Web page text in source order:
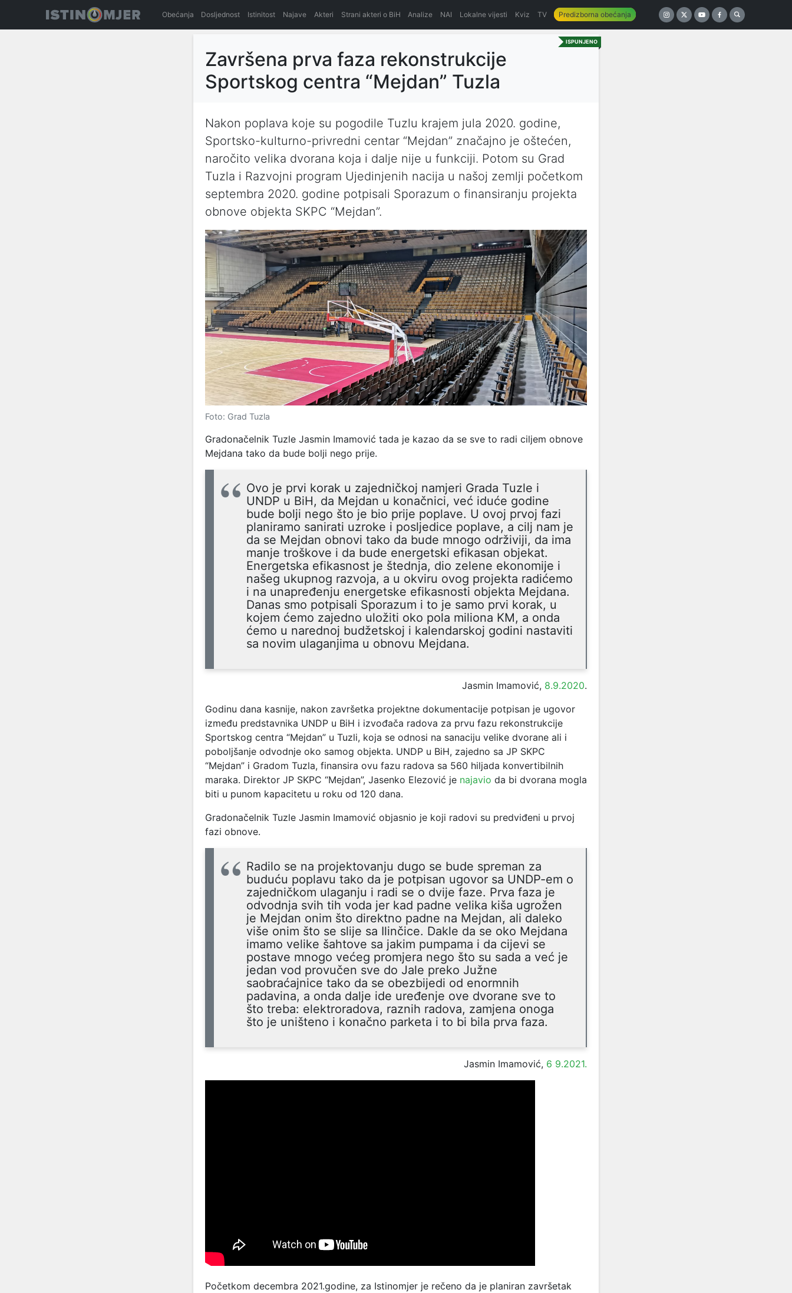
Obećanja Dosljednost Istinitost Najave Akteri Strani akteri o BiH Analize NAI Lokalne vijesti Kviz TV Predizborna obećanja
ISPUNJENO
Završena prva faza rekonstrukcije
Sportskog centra “Mejdan” Tuzla
Nakon poplava koje su pogodile Tuzlu krajem jula 2020. godine,
Sportsko-kulturno-privredni centar “Mejdan” značajno je oštećen,
naročito velika dvorana koja i dalje nije u funkciji. Potom su Grad
Tuzla i Razvojni program Ujedinjenih nacija u našoj zemlji početkom
septembra 2020. godine potpisali Sporazum o finansiranju projekta
obnove objekta SKPC “Mejdan”.
Foto: Grad Tuzla
Gradonačelnik Tuzle Jasmin Imamović tada je kazao da se sve to radi ciljem obnove
Mejdana tako da bude bolji nego prije.
Ovo je prvi korak u zajedničkoj namjeri Grada Tuzle i
UNDP u BiH, da Mejdan u konačnici, već iduće godine
bude bolji nego što je bio prije poplave. U ovoj prvoj fazi
planiramo sanirati uzroke i posljedice poplave, a cilj nam je
da se Mejdan obnovi tako da bude mnogo održiviji, da ima
manje troškove i da bude energetski efikasan objekat.
Energetska efikasnost je štednja, dio zelene ekonomije i
našeg ukupnog razvoja, a u okviru ovog projekta radićemo
i na unapređenju energetske efikasnosti objekta Mejdana.
Danas smo potpisali Sporazum i to je samo prvi korak, u
kojem ćemo zajedno uložiti oko pola miliona KM, a onda
ćemo u narednoj budžetskoj i kalendarskoj godini nastaviti
sa novim ulaganjima u obnovu Mejdana.
Jasmin Imamović, 8.9.2020.
Godinu dana kasnije, nakon završetka projektne dokumentacije potpisan je ugovor
između predstavnika UNDP u BiH i izvođača radova za prvu fazu rekonstrukcije
Sportskog centra “Mejdan” u Tuzli, koja se odnosi na sanaciju velike dvorane ali i
poboljšanje odvodnje oko samog objekta. UNDP u BiH, zajedno sa JP SKPC
“Mejdan” i Gradom Tuzla, finansira ovu fazu radova sa 560 hiljada konvertibilnih
maraka. Direktor JP SKPC “Mejdan”, Jasenko Elezović je najavio da bi dvorana mogla
biti u punom kapacitetu u roku od 120 dana.
Gradonačelnik Tuzle Jasmin Imamović objasnio je koji radovi su predviđeni u prvoj
fazi obnove.
Radilo se na projektovanju dugo se bude spreman za
buduću poplavu tako da je potpisan ugovor sa UNDP-em o
zajedničkom ulaganju i radi se o dvije faze. Prva faza je
odvodnja svih tih voda jer kad padne velika kiša ugrožen
je Mejdan onim što direktno padne na Mejdan, ali daleko
više onim što se slije sa Ilinčice. Dakle da se oko Mejdana
imamo velike šahtove sa jakim pumpama i da cijevi se
postave mnogo većeg promjera nego što su sada a već je
jedan vod provučen sve do Jale preko Južne
saobraćajnice tako da se obezbijedi od enormnih
padavina, a onda dalje ide uređenje ove dvorane sve to
što treba: elektroradova, raznih radova, zamjena onoga
što je uništeno i konačno parketa i to bi bila prva faza.
Jasmin Imamović, 6 9.2021.
Početkom decembra 2021.godine, za Istinomjer je rečeno da je planiran završetak